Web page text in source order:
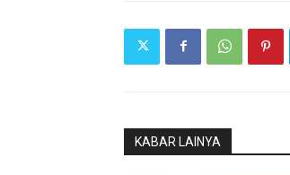
KABAR LAINYA